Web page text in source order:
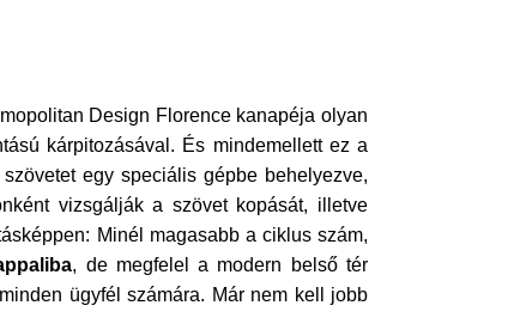
Design Florence kanapéja olyan
kárpitozásával. És mindemellett ez a
egy speciális gépbe behelyezve,
vizsgálják a szövet kopását, illetve
Minél magasabb a ciklus szám,
, de megfelel a modern belső tér
ügyfél számára. Már nem kell jobb